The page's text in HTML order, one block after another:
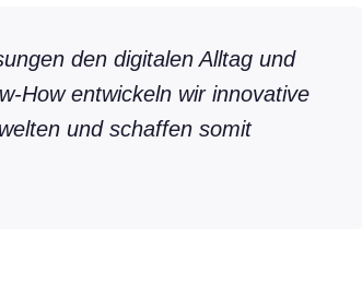
den digitalen Alltag und
How entwickeln wir innovative
und schaffen somit